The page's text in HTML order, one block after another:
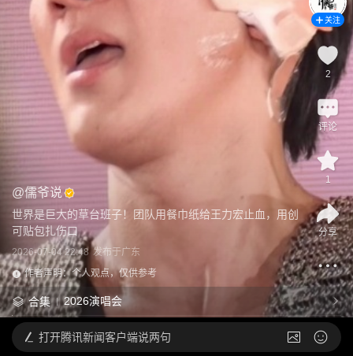
@儒爷说
世界是巨大的草台班子！团队用餐巾纸给王力宏止血，用创
可贴包扎伤口
2026-07-04 22:48 发布于广东
作者声明：个人观点，仅供参考
合集 2026演唱会
关注
2
评论
1
分享
打开腾讯新闻客户端说两句